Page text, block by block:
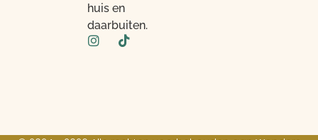
huis en
daarbuiten.